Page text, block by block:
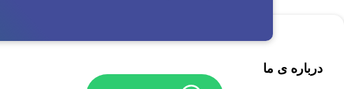
درباره ی ما